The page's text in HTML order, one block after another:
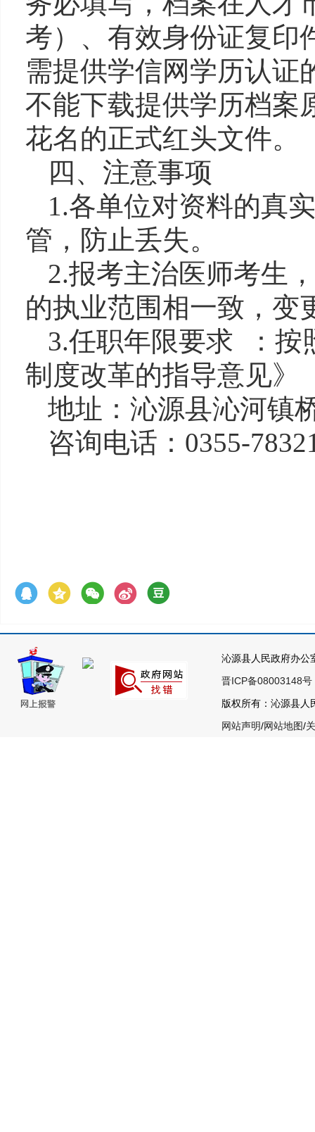
考）、有效身份证复印
需提供学信网学历认证
不能下载提供学历档案
花名的正式红头文件。
四、注意事项
1.各单位对资料的真
管，防止丢失。
2.报考主治医师考生
的执业范围相一致，变
3.任职年限要求 ：按
制度改革的指导意见》
地址：沁源县沁河镇
咨询电话：0355-
沁源县人民政府办
晋ICP备08003148号
版权所有：沁源县
网站声明/网站地图/